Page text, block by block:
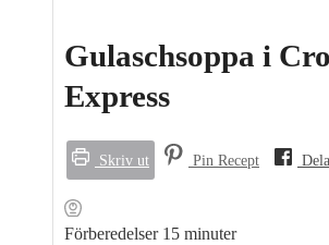
Gulaschsoppa i
Express
Skriv ut Pin Recept
Förberedelser 15minuter
minuter